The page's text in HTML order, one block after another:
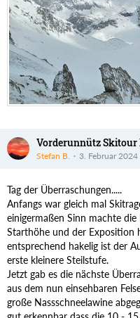
Vorderunnütz Skitour
Stefan B. 3. Februar 2024
Tag der Überraschungen.....
Anfangs war gleich mal
einigermaßen Sinn machte
Starthöhe und der Exposition
entsprechend hakelig ist der
erste kleinere Steilstufe.
Jetzt gab es die nächste
aus dem nun einsehbaren
große Nassschneelawine